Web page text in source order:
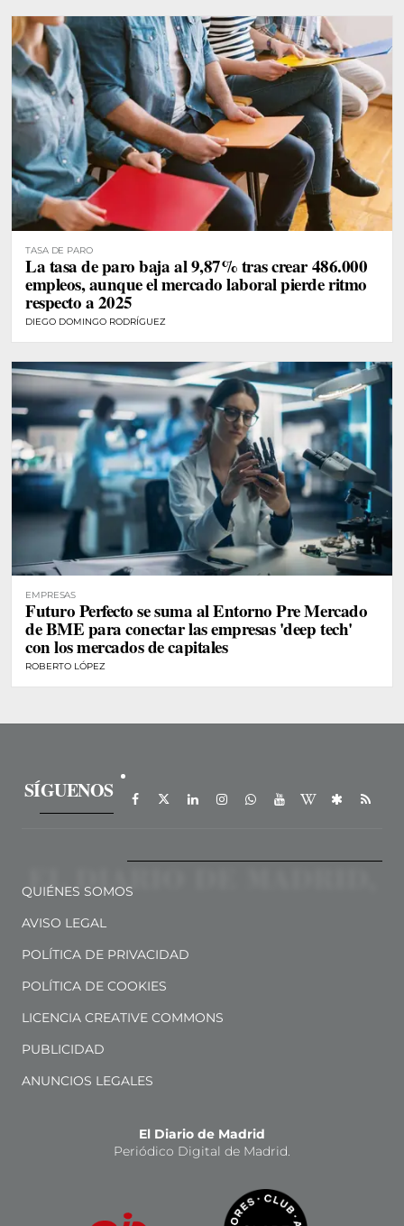
TASA DE PARO
La tasa de paro baja al 9,87% tras crear 486.000
empleos, aunque el mercado laboral pierde ritmo
respecto a 2025
DIEGO DOMINGO RODRÍGUEZ
EMPRESAS
Futuro Perfecto se suma al Entorno Pre Mercado
de BME para conectar las empresas 'deep tech'
con los mercados de capitales
ROBERTO LÓPEZ
SÍGUENOS
QUIÉNES SOMOS
AVISO LEGAL
POLÍTICA DE PRIVACIDAD
POLÍTICA DE COOKIES
LICENCIA CREATIVE COMMONS
PUBLICIDAD
ANUNCIOS LEGALES
El Diario de Madrid
Periódico Digital de Madrid.